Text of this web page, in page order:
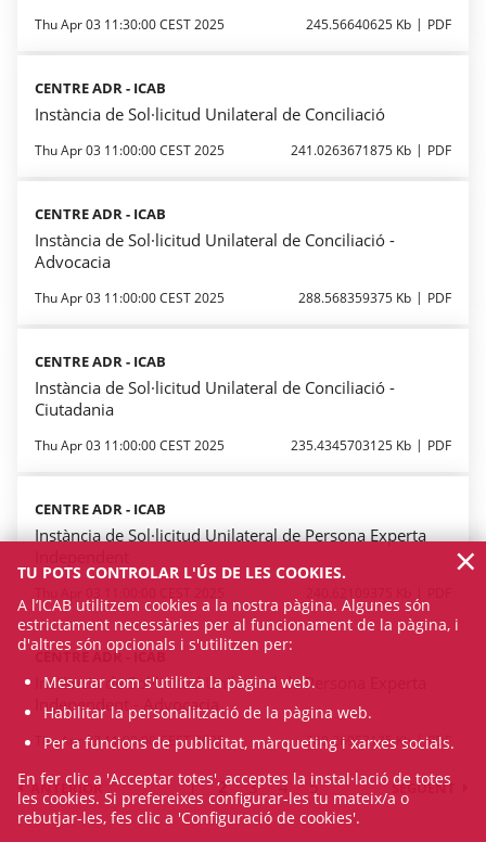
Thu Apr 03 11:30:00 CEST 2025 245.56640625 Kb PDF
CENTRE ADR - ICAB
Instància de Sol·licitud Unilateral de Conciliació
Thu Apr 03 11:00:00 CEST 2025 241.0263671875 Kb PDF
CENTRE ADR - ICAB
Instància de Sol·licitud Unilateral de Conciliació -
Advocacia
Thu Apr 03 11:00:00 CEST 2025 288.568359375 Kb PDF
CENTRE ADR - ICAB
Instància de Sol·licitud Unilateral de Conciliació -
Ciutadania
Thu Apr 03 11:00:00 CEST 2025 235.4345703125 Kb PDF
CENTRE ADR - ICAB
Instància de Sol·licitud Unilateral de Persona Experta
CENTRE ADR - ICAB
Instància de Sol·licitud Unilateral de Persona Experta
Independent - Advocacia
Thu Apr 03 11:00:00 CEST 2025 288.26953125 Kb PDF
ANTERIOR 1 2 3 4 5 SEGÜENT
TU POTS CONTROLAR L'ÚS DE LES COOKIES.
A l’ICAB utilitzem cookies a la nostra pàgina. Algunes són
estrictament necessàries per al funcionament de la pàgina, i
d'altres són opcionals i s'utilitzen per:
Mesurar com s'utilitza la pàgina web.
Habilitar la personalització de la pàgina web.
Per a funcions de publicitat, màrqueting i xarxes socials.
En fer clic a 'Acceptar totes', acceptes la instal·lació de totes
les cookies. Si prefereixes configurar-les tu mateix/a o
rebutjar-les, fes clic a 'Configuració de cookies'.
×